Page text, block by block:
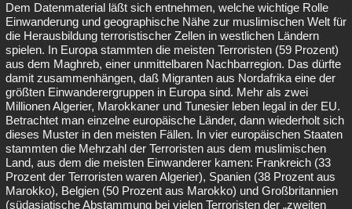
Dem Datenmaterial läßt sich entnehmen, welche wichtige Rolle
Einwanderung und geographische Nähe zur muslimischen Welt für
die Herausbildung terroristischer Zellen in westlichen Ländern
spielen. In Europa stammten die meisten Terroristen (59 Prozent)
aus dem Maghreb, einer unmittelbaren Nachbarregion. Das dürfte
damit zusammenhängen, daß Migranten aus Nordafrika eine der
größten Einwanderergruppen in Europa sind. Mehr als zwei
Millionen Algerier, Marokkaner und Tunesier leben legal in der EU.
Betrachtet man einzelne europäische Länder, dann wiederholt sich
dieses Muster in den meisten Fällen. In vier europäischen Staaten
stammten die Mehrzahl der Terroristen aus dem muslimischen
Land, aus dem die meisten Einwanderer kamen: Frankreich (33
Prozent der Terroristen waren Algerier), Spanien (38 Prozent aus
Marokko), Belgien (50 Prozent aus Marokko) und Großbritannien
(südasiatische Abstammung bei vielen Terroristen der „zweiten